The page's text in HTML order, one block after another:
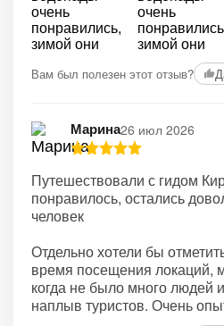
Вам был полезен этот отзыв?
Марина26 июл 2026
Путешествовали с гидом
понравилось, остались
человек
Отдельно хотели бы
время посещения локаций,
когда не было много людей
наплыв туристов. Очень